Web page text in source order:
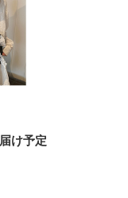
け予定